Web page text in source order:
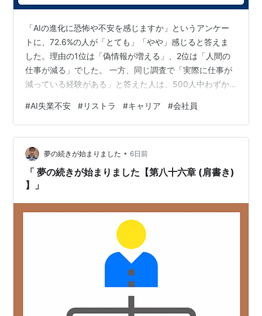
「AIの進化に恐怖や不安を感じますか」というアンケー
トに、72.6%の人が「とても」「やや」感じると答えま
した。理由の1位は「偽情報が増える」、2位は「人間の
仕事が減る」でした。 一方、同じ調査で「実際に仕事が
減っている経験がある」と答えた人は、500人中わずか
多でした。 つまり、AIに仕事を奪われることを不安に思
っている人の数と、実際に不利益を経験した人の数の間
には、大きな差があります。この差を知らないまま漠然
とした不安を抱え続けるのは、しんどいことです。 あな
たの不安は、どのタイプですか 不安の中身は人によって
違います。「情報不足型…
#AI失業不安 #リストラ #キャリア #会社員
夢の続きが始まりました • 6日前
「 夢の続きが始まりました【第八十六章 (肩書き)
】」